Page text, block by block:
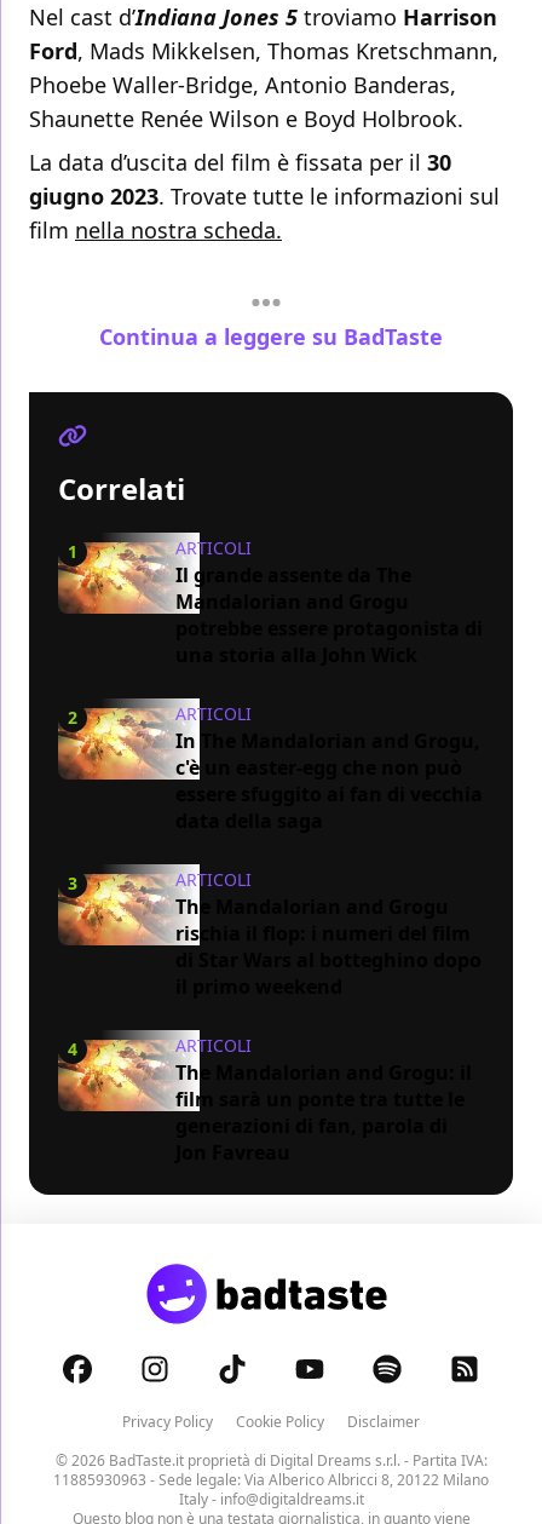
Nel cast d’Indiana Jones 5 troviamo Harrison
Ford, Mads Mikkelsen, Thomas Kretschmann,
Phoebe Waller-Bridge, Antonio Banderas,
Shaunette Renée Wilson e Boyd Holbrook.
La data d’uscita del film è fissata per il 30
giugno 2023. Trovate tutte le informazioni sul
film nella nostra scheda.
Continua a leggere su BadTaste
Correlati
1 ARTICOLI
Il grande assente da The
Mandalorian and Grogu
2 ARTICOLI
In The Mandalorian and Grogu,
c'è un easter-egg che non può
3 ARTICOLI
The Mandalorian and Grogu
rischia il flop: i numeri del film
4 ARTICOLI
The Mandalorian and Grogu: il
film sarà un ponte tra tutte le
Privacy Policy Cookie Policy
Disclaimer
© 2026 BadTaste.it proprietà di Digital Dreams s.r.l.- Partita IVA:
11885930963 - Sede legale: Via Alberico Albricci 8, 20122 Milano
Italy - info@digitaldreams.it
Questo blog non è una testata giornalistica, in quanto viene